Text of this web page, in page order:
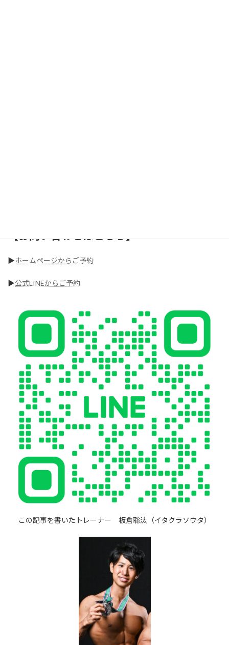
▶︎ホームページからご予約
▶︎公式LINEからご予約
この記事を書いたトレーナー 板倉聡汰（イタクラソウタ）